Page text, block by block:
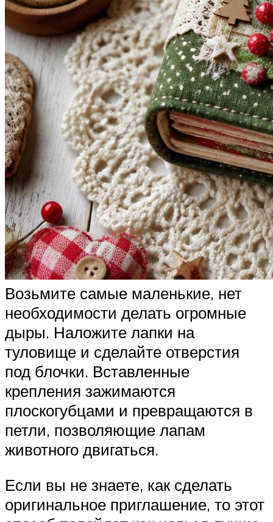
Возьмите самые маленькие, нет
необходимости делать огромные
дыры. Наложите лапки на
туловище и сделайте отверстия
под блочки. Вставленные
крепления зажимаются
плоскогубцами и превращаются в
петли, позволяющие лапам
животного двигаться.
Если вы не знаете, как сделать
оригинальное приглашение, то этот